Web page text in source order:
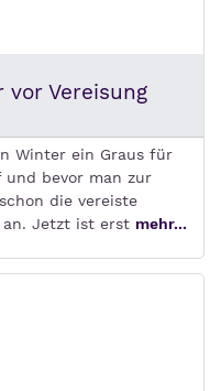
Vereisung
Winter ein Graus für
und bevor man zur
die vereiste
an. Jetzt ist erst mehr...